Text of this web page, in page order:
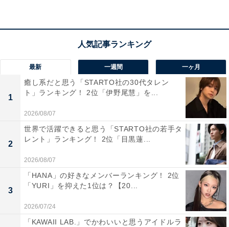
中野もみじ山
1位は青森県の「中野もみじ山」でした。黒石市にある
「中野神社」で10月20〜11月5日まで開催される中野も
最新 一週間 一ヶ月
1
癒し系だと思う「STARTO社の30代タレン
ト」ランキング！ 2位「伊野尾慧」を...
2026/08/07
2
世界で活躍できると思う「STARTO社の若手タ
レント」ランキング！ 2位「目黒蓮...
2026/08/07
3
「HANA」の好きなメンバーランキング！ 2位
「YURI」を抑えた1位は？【20...
2026/07/24
「KAWAII LAB.」でかわいいと思うアイドルラ